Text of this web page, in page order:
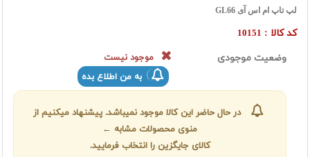
لپ تاپ ام اس آی GL66
کد کالا : 10151
وضعیت موجودی
موجود نیست
به من اطلاع بده
در حال حاضر این کالا موجود نمیباشد. پیشنهاد میکنیم از
منوی محصولات مشابه ←
کالای جایگزین را انتخاب فرمایید.